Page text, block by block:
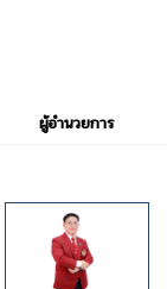
ผู้อำนวยการ